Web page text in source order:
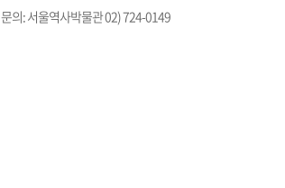
문의: 서울역사박물관 02) 724-0149